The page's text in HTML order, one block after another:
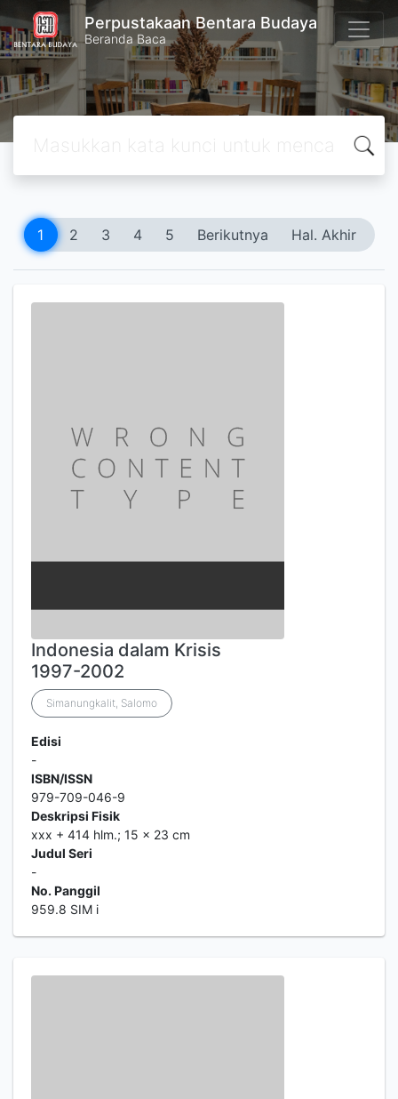
Perpustakaan Bentara Budaya
Beranda Baca
1 2 3 4 5 Berikutnya Hal. Akhir
Indonesia dalam Krisis
1997-2002
Simanungkalit, Salomo
Edisi
-
ISBN/ISSN
979-709-046-9
Deskripsi Fisik
xxx + 414 hlm.; 15 x 23 cm
Judul Seri
-
No. Panggil
959.8 SIM i